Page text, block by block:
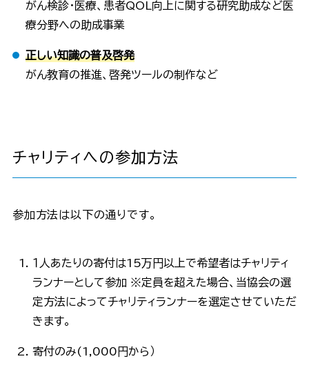
がん検診・医療、患者QOL向上に関する研究助成など医
療分野への助成事業
正しい知識の普及啓発
がん教育の推進、啓発ツールの制作など
チャリティへの参加方法
参加方法は以下の通りです。
１人あたりの寄付は15万円以上で希望者はチャリティ
ランナーとして参加 ※定員を超えた場合、当協会の選
定方法によってチャリティランナーを選定させていただ
きます。
寄付のみ(1,000円から）